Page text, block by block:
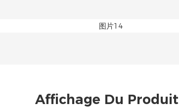
Affichage Du Produit